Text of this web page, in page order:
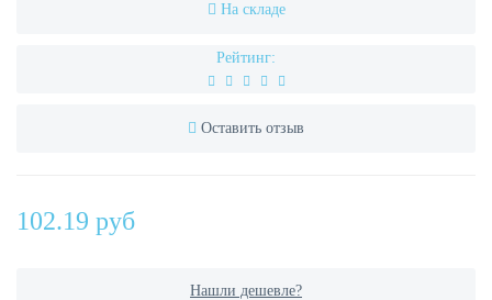
На складе
Рейтинг:
Оставить отзыв
102.19 руб
Нашли дешевле?